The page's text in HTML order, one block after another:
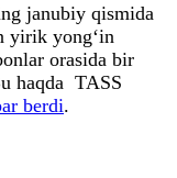
janubiy qismida
yirik yong‘in
orasida bir
haqda TASS
berdi.